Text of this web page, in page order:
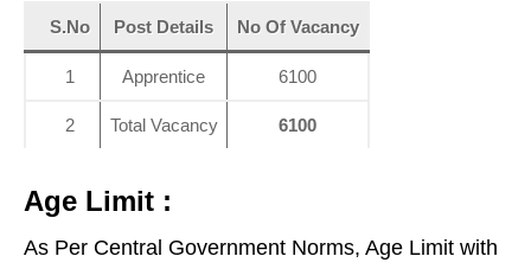
S.No Post Details No Of Vacancy
1 Apprentice 6100
2 Total Vacancy 6100
Age Limit :
As Per Central Government Norms, Age Limit with